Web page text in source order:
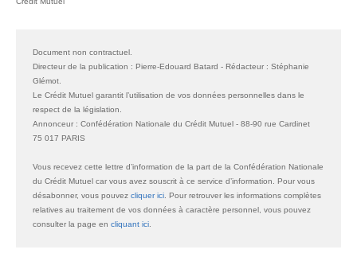
Document non contractuel.
Directeur de la publication : Pierre-Edouard Batard - Rédacteur : Stéphanie
Glémot.
Le Crédit Mutuel garantit l’utilisation de vos données personnelles dans le
respect de la législation.
Annonceur : Confédération Nationale du Crédit Mutuel - 88-90 rue Cardinet
75 017 PARIS
Vous recevez cette lettre d’information de la part de la Confédération Nationale
du Crédit Mutuel car vous avez souscrit à ce service d’information. Pour vous
désabonner, vous pouvez cliquer ici. Pour retrouver les informations complètes
relatives au traitement de vos données à caractère personnel, vous pouvez
consulter la page en cliquant ici.